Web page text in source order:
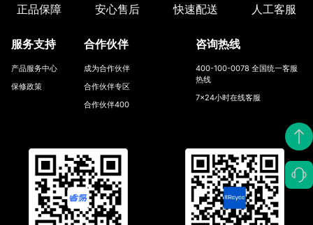
正品保障 安心售后 快速配送 人工客服
服务支持
产品服务中心
保修政策
合作伙伴
成为合作伙伴
合作伙伴专区
合作伙伴400
咨询热线
400-100-0078 全国统一客服
热线
7x24小时在线客服